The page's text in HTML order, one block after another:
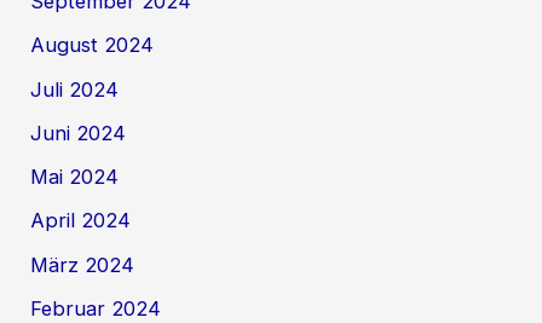
August 2024
Juli 2024
Juni 2024
Mai 2024
April 2024
März 2024
Februar 2024